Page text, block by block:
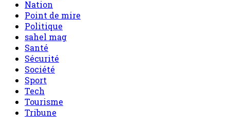
Nation
Point de mire
Politique
sahel mag
Santé
Sécurité
Société
Sport
Tech
Tourisme
Tribune